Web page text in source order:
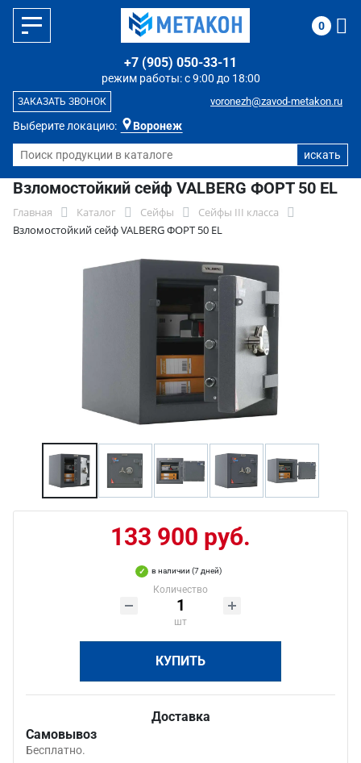
Выберите локацию: Воронеж
режим работы: с 9:00 до 18:00
+7 (905) 050-33-11
voronezh@zavod-metakon.ru
ЗАКАЗАТЬ ЗВОНОК
0
Взломостойкий сейф VALBERG ФОРТ 50 EL
Главная Каталог Сейфы
Сейфы III класса
Взломостойкий сейф VALBERG ФОРТ 50 EL
133 900 руб.
в наличии (7 дней)
Количество
шт
КУПИТЬ
Доставка
Самовывоз
Бесплатно.